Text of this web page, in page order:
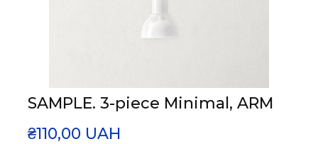
SAMPLE. 3-piece Minimal, ARM
₴110,00 UAH